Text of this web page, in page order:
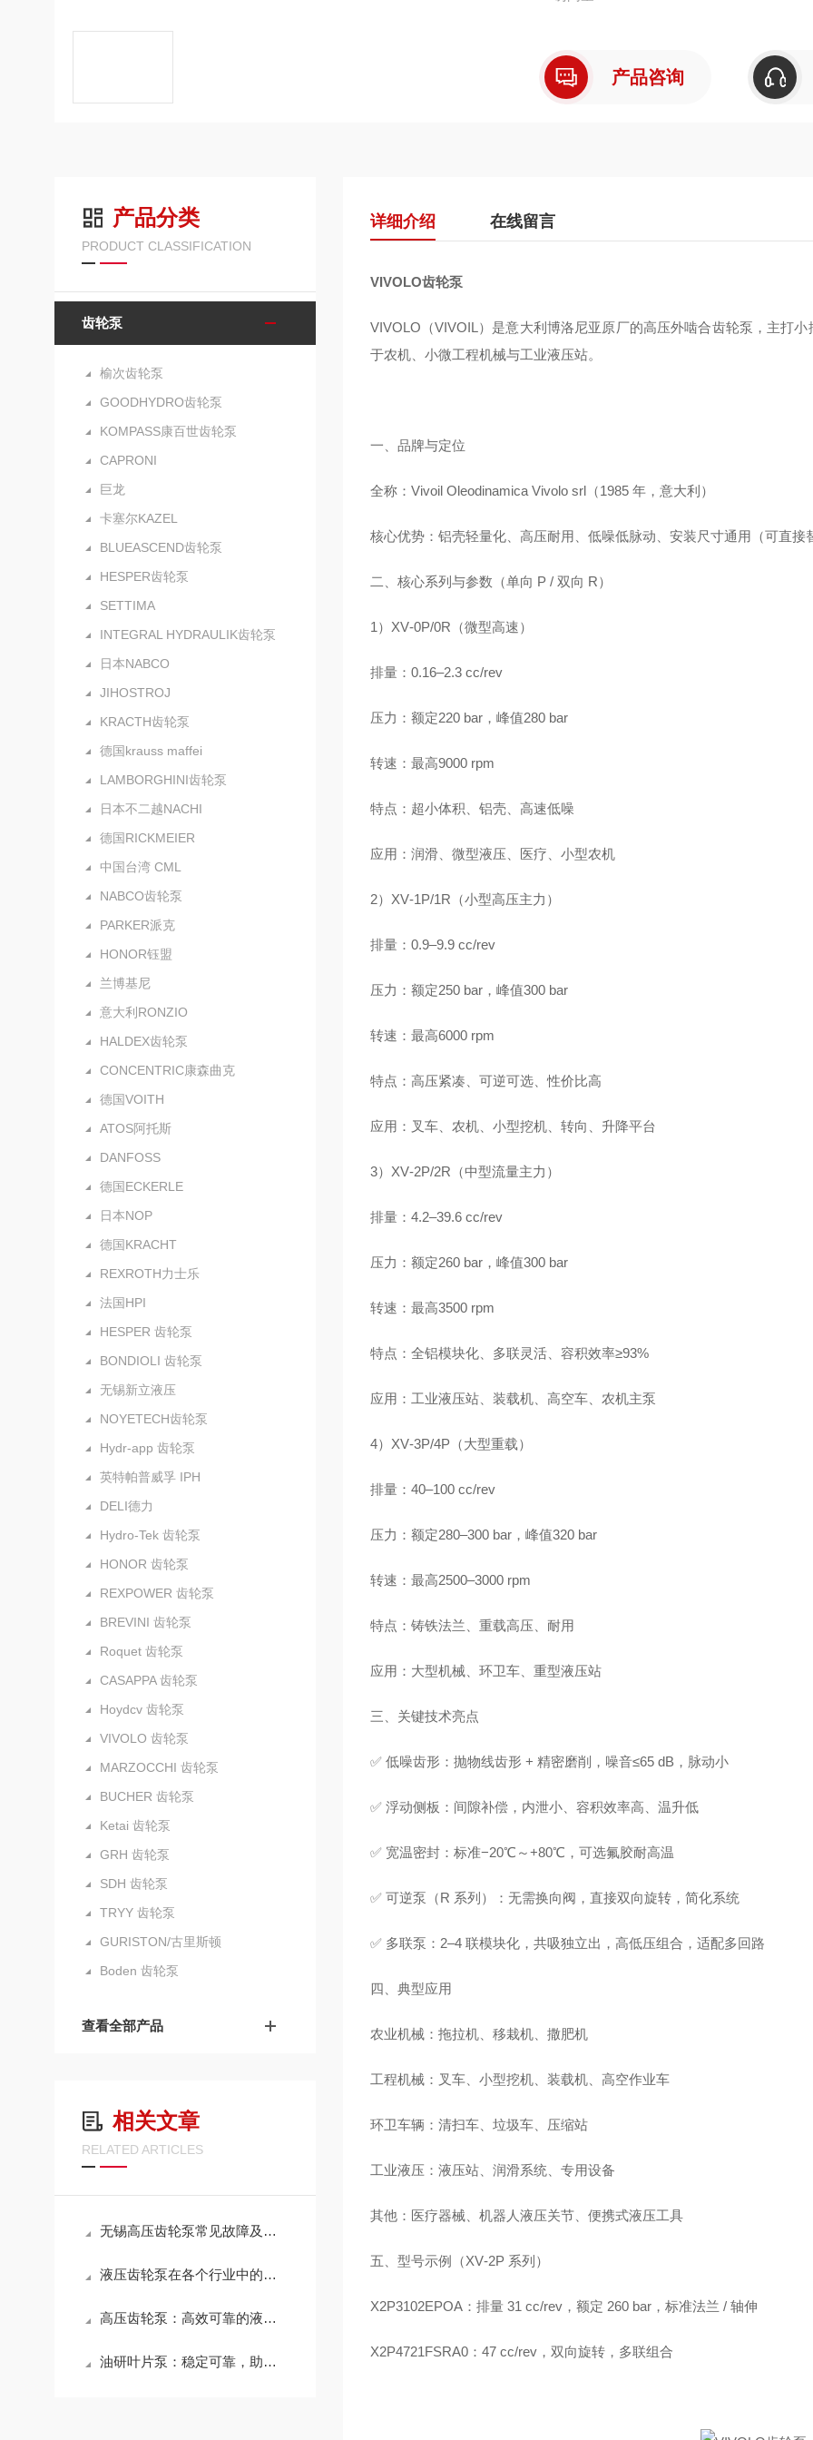
核心优势：铝壳轻量化、高压耐用、低噪低
产品咨询
产品分类
PRODUCT CLASSIFICATION
齿轮泵
榆次齿轮泵
GOODHYDRO齿轮泵
KOMPASS康百世齿轮泵
CAPRONI
巨龙
卡塞尔KAZEL
BLUEASCEND齿轮泵
HESPER齿轮泵
SETTIMA
INTEGRAL HYDRAULIK齿轮泵
日本NABCO
JIHOSTROJ
KRACTH齿轮泵
德国krauss maffei
LAMBORGHINI齿轮泵
日本不二越NACHI
德国RICKMEIER
中国台湾 CML
NABCO齿轮泵
PARKER派克
HONOR钰盟
兰博基尼
意大利RONZIO
HALDEX齿轮泵
CONCENTRIC康森曲克
德国VOITH
ATOS阿托斯
DANFOSS
德国ECKERLE
日本NOP
德国KRACHT
REXROTH力士乐
法国HPI
HESPER 齿轮泵
BONDIOLI 齿轮泵
无锡新立液压
NOYETECH齿轮泵
Hydr-app 齿轮泵
英特帕普威孚 IPH
DELI德力
Hydro-Tek 齿轮泵
HONOR 齿轮泵
REXPOWER 齿轮泵
BREVINI 齿轮泵
Roquet 齿轮泵
CASAPPA 齿轮泵
Hoydcv 齿轮泵
VIVOLO 齿轮泵
MARZOCCHI 齿轮泵
BUCHER 齿轮泵
Ketai 齿轮泵
GRH 齿轮泵
SDH 齿轮泵
TRYY 齿轮泵
GURISTON/古里斯顿
Boden 齿轮泵
查看全部产品
相关文章
RELATED ARTICLES
无锡高压齿轮泵常见故障及维修方法：快速解决漏油、压力不足等问题
液压齿轮泵在各个行业中的应用以及未来发展趋势
高压齿轮泵：高效可靠的液压系统核心部件
油研叶片泵：稳定可靠，助力流体传输系统高效运行
详细介绍 在线留言
VIVOLO齿轮泵
VIVOLO（VIVOIL）是意大利博洛尼亚原厂的高压外啮合齿轮泵，主打
于农机、小微工程机械与工业液压站。
一、品牌与定位
全称：Vivoil Oleodinamica Vivolo srl（1985 年，意大利）
核心优势：铝壳轻量化、高压耐用、低噪低脉动、安装尺寸通用（可直接
二、核心系列与参数（单向 P / 双向 R）
1）XV‑0P/0R（微型高速）
排量：0.16–2.3 cc/rev
压力：额定220 bar，峰值280 bar
转速：最高9000 rpm
特点：超小体积、铝壳、高速低噪
应用：润滑、微型液压、医疗、小型农机
2）XV‑1P/1R（小型高压主力）
排量：0.9–9.9 cc/rev
压力：额定250 bar，峰值300 bar
转速：最高6000 rpm
特点：高压紧凑、可逆可选、性价比高
应用：叉车、农机、小型挖机、转向、升降平台
3）XV‑2P/2R（中型流量主力）
排量：4.2–39.6 cc/rev
压力：额定260 bar，峰值300 bar
转速：最高3500 rpm
特点：全铝模块化、多联灵活、容积效率≥93%
应用：工业液压站、装载机、高空车、农机主泵
4）XV‑3P/4P（大型重载）
排量：40–100 cc/rev
压力：额定280–300 bar，峰值320 bar
转速：最高2500–3000 rpm
特点：铸铁法兰、重载高压、耐用
应用：大型机械、环卫车、重型液压站
三、关键技术亮点
✅ 低噪齿形：抛物线齿形 + 精密磨削，噪音≤65 dB，脉动小
✅ 浮动侧板：间隙补偿，内泄小、容积效率高、温升低
✅ 宽温密封：标准−20℃～+80℃，可选氟胶耐高温
✅ 可逆泵（R 系列）：无需换向阀，直接双向旋转，简化系统
✅ 多联泵：2–4 联模块化，共吸独立出，高低压组合，适配多回路
四、典型应用
农业机械：拖拉机、移栽机、撒肥机
工程机械：叉车、小型挖机、装载机、高空作业车
环卫车辆：清扫车、垃圾车、压缩站
工业液压：液压站、润滑系统、专用设备
其他：医疗器械、机器人液压关节、便携式液压工具
五、型号示例（XV‑2P 系列）
X2P3102EPOA：排量 31 cc/rev，额定 260 bar，标准法兰 / 轴伸
X2P4721FSRA0：47 cc/rev，双向旋转，多联组合